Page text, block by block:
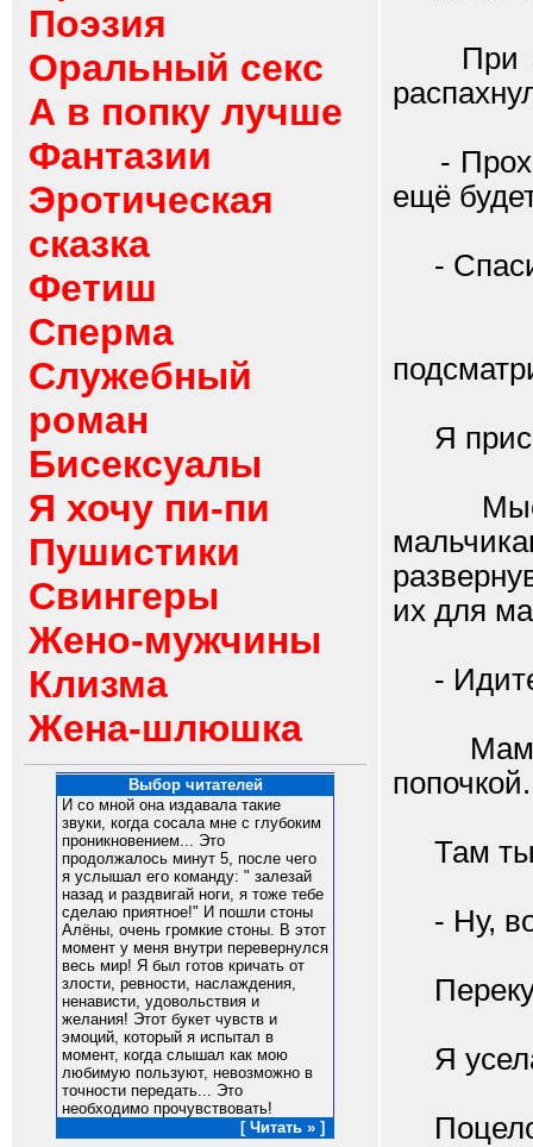
Поэзия
Оральный секс
А в попку лучше
Фантазии
Эротическая
сказка
Фетиш
Сперма
Служебный
роман
Бисексуалы
Я хочу пи-пи
Пушистики
Свингеры
Жено-мужчины
Клизма
Жена-шлюшка
Выбор читателей
И со мной она издавала такие
звуки, когда сосала мне с глубоким
проникновением... Это
продолжалось минут 5, после чего
я услышал его команду: " залезай
назад и раздвигай ноги, я тоже тебе
сделаю приятное!" И пошли стоны
Алёны, очень громкие стоны. В этот
момент у меня внутри перевернулся
весь мир! Я был готов кричать от
злости, ревности, наслаждения,
ненависти, удовольствия и
желания! Этот букет чувств и
эмоций, который я испытал в
момент, когда слышал как мою
любимую пользуют, невозможно в
точности передать... Это
необходимо прочувствовать!
[ Читать » ]
При
-
ещё
-
Я
их для
-
попочкой.
Там ты
- Ну,
Я